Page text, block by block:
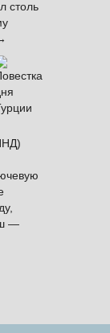
столь
—